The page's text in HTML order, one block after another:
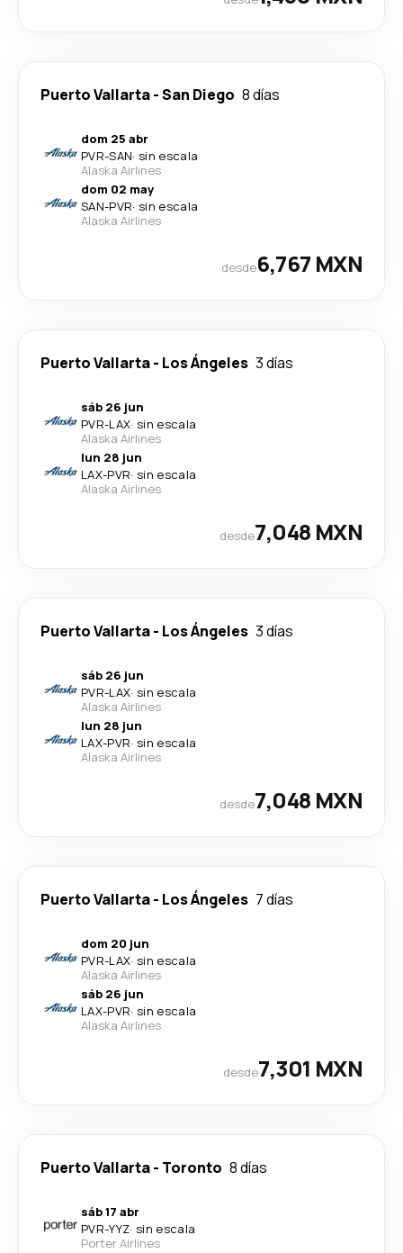
Puerto Vallarta-San Diego 8 días
dom 25 abr
PVR-SAN· sin escala
Alaska Airlines
dom 02 may
SAN-PVR· sin escala
Alaska Airlines
desde6,767 MXN
Puerto Vallarta- Los Ángeles 3 días
sáb 26 jun
PVR-LAX· sin escala
Alaska Airlines
lun 28 jun
LAX-PVR· sin escala
Alaska Airlines
desde7,048 MXN
Puerto Vallarta- Los Ángeles 3 días
sáb 26 jun
PVR-LAX· sin escala
Alaska Airlines
lun 28 jun
LAX-PVR· sin escala
Alaska Airlines
desde7,048 MXN
Puerto Vallarta- Los Ángeles 7 días
dom 20 jun
PVR-LAX· sin escala
Alaska Airlines
sáb 26 jun
LAX-PVR· sin escala
Alaska Airlines
desde7,301 MXN
Puerto Vallarta- Toronto 8 días
sáb 17 abr
PVR-YYZ· sin escala
Porter Airlines